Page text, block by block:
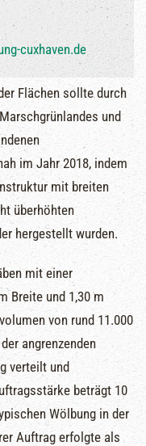
cuxhaven.de
Flächen sollte durch
und
im Jahr 2018, indem
mit breiten
überhöhten
hergestellt wurden.
mit einer
Breite und 1,30 m
von rund 11.000
angrenzenden
verteilt und
beträgt 10
Wölbung in der
Auftrag erfolgte als